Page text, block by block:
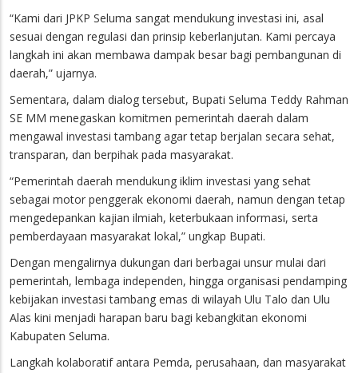
“Kami dari JPKP Seluma sangat mendukung investasi ini, asal
sesuai dengan regulasi dan prinsip keberlanjutan. Kami percaya
langkah ini akan membawa dampak besar bagi pembangunan di
daerah,” ujarnya.
Sementara, dalam dialog tersebut, Bupati Seluma Teddy Rahman
SE MM menegaskan komitmen pemerintah daerah dalam
mengawal investasi tambang agar tetap berjalan secara sehat,
transparan, dan berpihak pada masyarakat.
“Pemerintah daerah mendukung iklim investasi yang sehat
sebagai motor penggerak ekonomi daerah, namun dengan tetap
mengedepankan kajian ilmiah, keterbukaan informasi, serta
pemberdayaan masyarakat lokal,” ungkap Bupati.
Dengan mengalirnya dukungan dari berbagai unsur mulai dari
pemerintah, lembaga independen, hingga organisasi pendamping
kebijakan investasi tambang emas di wilayah Ulu Talo dan Ulu
Alas kini menjadi harapan baru bagi kebangkitan ekonomi
Kabupaten Seluma.
Langkah kolaboratif antara Pemda, perusahaan, dan masyarakat